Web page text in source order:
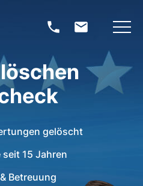
gelöscht
15 Jahren
Betreuung